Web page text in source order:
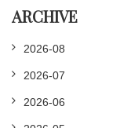
ARCHIVE
2026-08
2026-07
2026-06